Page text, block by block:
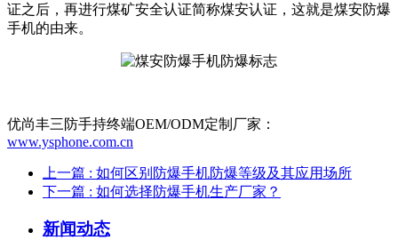
证之后，再进行煤矿安全认证简称煤安认证，这就是煤安防爆
手机的由来。
优尚丰三防手持终端OEM/ODM定制厂家：
www.ysphone.com.cn
上一篇 : 如何区别防爆手机防爆等级及其应用场所
下一篇 : 如何选择防爆手机生产厂家？
新闻动态